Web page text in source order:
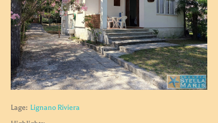
Lage: Lignano Riviera